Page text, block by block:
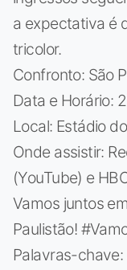
a expectativa é
tricolor.
Confronto: São
Data e Horário:
Local: Estádio
Onde assistir:
(YouTube) e
Vamos juntos
Paulistão!
Palavras-chave: